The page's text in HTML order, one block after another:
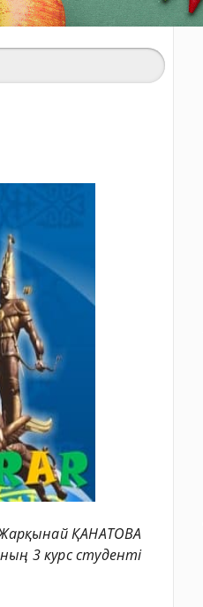
ҚАНАТОВА
3 курс студенті